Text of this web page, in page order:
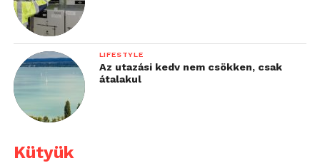
LIFESTYLE
Az utazási kedv nem csökken, csak
átalakul
Kütyük